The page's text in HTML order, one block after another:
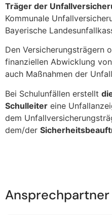
Träger der
Kommunale
Bayerische
Den Versicherungsträgern
finanziellen Abwicklung
auch Maßnahmen der
Bei Schulunfällen erstellt
Schulleiter eine
dem
dem/der
Ansprechpartner